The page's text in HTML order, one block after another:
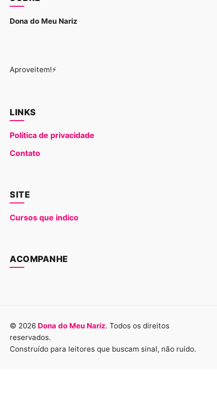
Dona do Meu Nariz
Aproveitem!⚡
LINKS
Política de privacidade
Contato
SITE
Cursos que indico
ACOMPANHE
© 2026 Dona do Meu Nariz. Todos os direitos
reservados.
Construído para leitores que buscam sinal, não ruído.